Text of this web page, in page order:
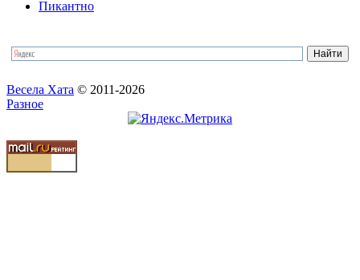
Пикантно
Весела Хата © 2011-2026
Разное